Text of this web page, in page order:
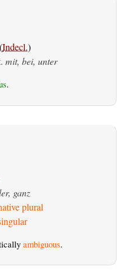
(Indecl.)
mit, bei, unter
.
ganz
plural
ambiguous.